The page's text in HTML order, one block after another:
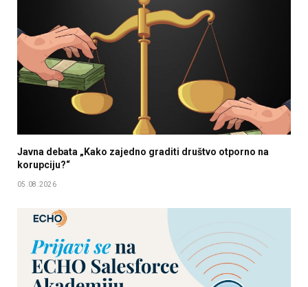
Javna debata „Kako zajedno graditi društvo otporno na
korupciju?“
05.08.2026